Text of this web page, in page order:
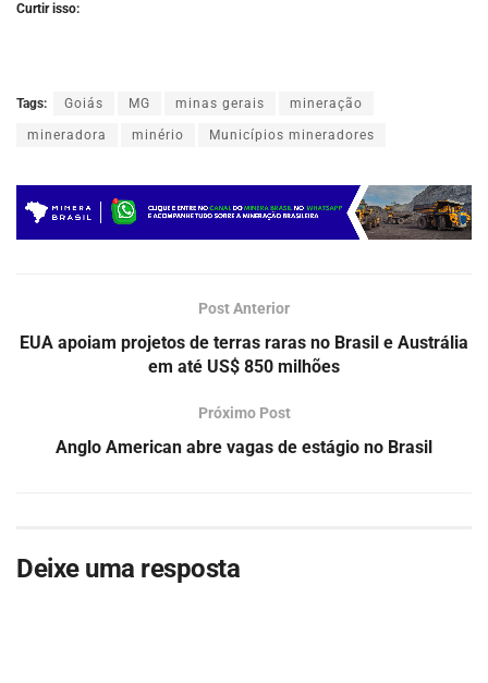
Curtir isso:
Tags: Goiás MG minas gerais mineração
mineradora minério Municípios mineradores
Post Anterior
EUA apoiam projetos de terras raras no Brasil e Austrália
em até US$ 850 milhões
Próximo Post
Anglo American abre vagas de estágio no Brasil
Deixe uma resposta